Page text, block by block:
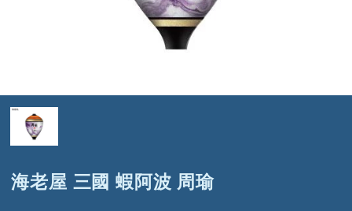
海老屋 三國 蝦阿波 周瑜